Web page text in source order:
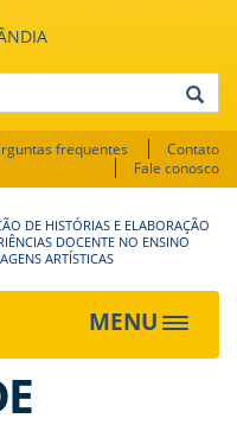
frequentes
Contato
Fale conosco
DE HISTÓRIAS E ELABORAÇÃO
DOCENTE NO ENSINO
ARTÍSTICAS
MENU
Toggle